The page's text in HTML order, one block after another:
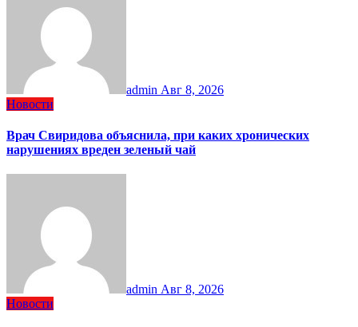
admin Авг 8, 2026
Новости
Врач Свиридова объяснила, при каких хронических
нарушениях вреден зеленый чай
admin Авг 8, 2026
Новости